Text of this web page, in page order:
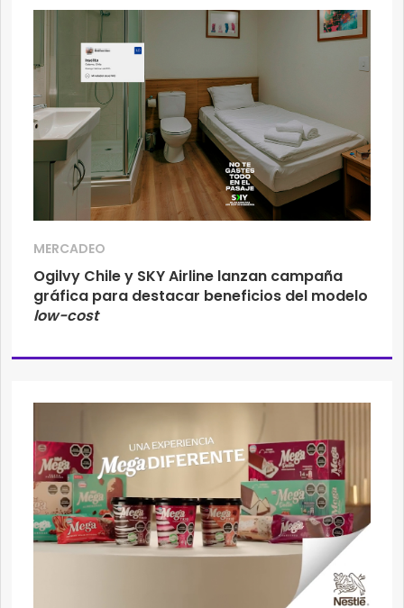
MERCADEO
Ogilvy Chile y SKY Airline lanzan campaña
gráfica para destacar beneficios del modelo
low-cost